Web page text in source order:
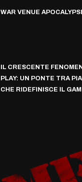
WAR VENUE
IL CRESCENTE
PLAY: UN PONTE TRA
CHE RIDEFINISCE IL